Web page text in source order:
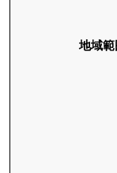
地域範